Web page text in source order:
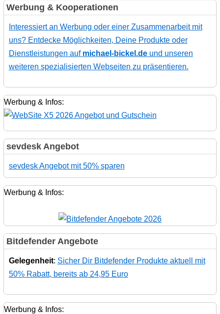
Werbung & Kooperationen
Interessiert an Werbung oder einer Zusammenarbeit mit
uns? Entdecke Möglichkeiten, Deine Produkte oder
Dienstleistungen auf michael-bickel.deund unseren
weiteren spezialisierten Webseiten zu präsentieren.
Werbung & Infos:
sevdesk Angebot
sevdesk Angebot mit 50% sparen
Werbung & Infos:
Bitdefender Angebote
Gelegenheit: Sicher Dir Bitdefender Produkte aktuell mit
50% Rabatt, bereits ab 24,95 Euro
Werbung & Infos: